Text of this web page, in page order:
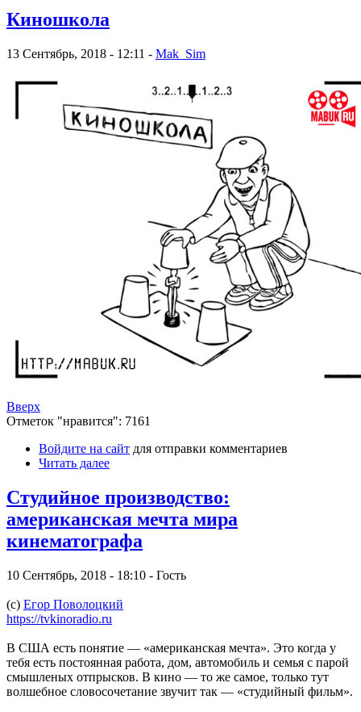
Киношкола
13 Сентябрь, 2018 - 12:11 - Mak_Sim
Вверх
Отметок "нравится": 7161
Войдите на сайт для отправки комментариев
Читать далее
Студийное производство:
американская мечта мира
кинематографа
10 Сентябрь, 2018 - 18:10 - Гость
(c) Егор Поволоцкий
https://tvkinoradio.ru
В США есть понятие — «американская мечта». Это когда у
тебя есть постоянная работа, дом, автомобиль и семья с парой
смышленых отпрысков. В кино — то же самое, только тут
волшебное словосочетание звучит так — «студийный фильм».